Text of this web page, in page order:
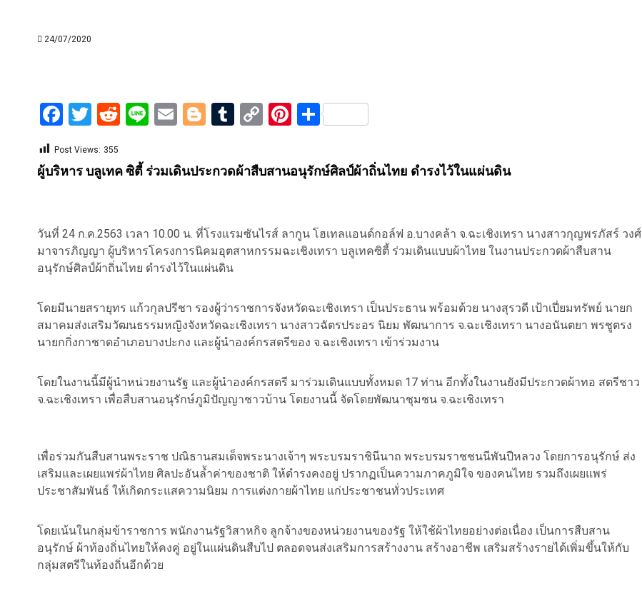
24/07/2020
Facebook
Twitter
Reddit
LineEmailBlogger
Tumblr
CopyPinterest
Share
Post Views: 355
ผู้บริหาร บลูเทค ซิตี้ ร่วมเดินประกวดผ้าสืบสานอนุรักษ์ศิลป์ผ้าถิ่นไทย ดำรงไว้ในแผ่นดิน
วันที่ 24 ก.ค.2563 เวลา 10.00 น. ที่โรงแรมซันไรส์ ลากูน โฮเทลแอนด์กอล์ฟ อ.บางคล้า จ.ฉะเชิงเทรา นางสาวกุญพรภัสร์ วงศ์
มาจารภิญญา ผู้บริหารโครงการนิคมอุตสาหกรรมฉะเชิงเทรา บลูเทคซิตี้ ร่วมเดินแบบผ้าไทย ในงานประกวดผ้าสืบสาน
อนุรักษ์ศิลป์ผ้าถิ่นไทย ดำรงไว้ในแผ่นดิน
โดยมีนายสรายุทร แก้วกุลปรีชา รองผู้ว่าราชการจังหวัดฉะเชิงเทรา เป็นประธาน พร้อมด้วย นางสุรวดี เป้าเปี่ยมทรัพย์ นายก
สมาคมส่งเสริมวัฒนธรรมหญิงจังหวัดฉะเชิงเทรา นางสาวฉัตรประอร นิยม พัฒนาการ จ.ฉะเชิงเทรา นางอนันตยา พรชูตรง
นายกกิ่งกาชาดอำเภอบางปะกง และผู้นำองค์กรสตรีของ จ.ฉะเชิงเทรา เข้าร่วมงาน
โดยในงานนี้มีผู้นำหน่วยงานรัฐ และผู้นำองค์กรสตรี มาร่วมเดินแบบทั้งหมด 17 ท่าน อีกทั้งในงานยังมีประกวดผ้าทอ สตรีชาว
จ.ฉะเชิงเทรา เพื่อสืบสานอนุรักษ์ภูมิปัญญาชาวบ้าน โดยงานนี้ จัดโดยพัฒนาชุมชน จ.ฉะเชิงเทรา
เพื่อร่วมกันสืบสานพระราช ปณิธานสมเด็จพระนางเจ้าๆ พระบรมราชินีนาถ พระบรมราชชนนีพันปีหลวง โดยการอนุรักษ์ ส่ง
เสริมและเผยแพร่ผ้าไทย ศิลปะอันล้ำค่าของชาติ ให้ดำรงคงอยู่ ปรากฏเป็นความภาคภูมิใจ ของคนไทย รวมถึงเผยแพร่
ประชาสัมพันธ์ ให้เกิดกระแสความนิยม การแต่งกายผ้าไทย แก่ประชาชนทั่วประเทศ
โดยเน้นในกลุ่มข้าราชการ พนักงานรัฐวิสาหกิจ ลูกจ้างของหน่วยงานของรัฐ ให้ใช้ผ้าไทยอย่างต่อเนื่อง เป็นการสืบสาน
อนุรักษ์ ผ้าท้องถิ่นไทยให้คงคู่ อยู่ในแผ่นดินสืบไป ตลอดจนส่งเสริมการสร้างงาน สร้างอาชีพ เสริมสร้างรายได้เพิ่มขึ้นให้กับ
กลุ่มสตรีในท้องถิ่นอีกด้วย